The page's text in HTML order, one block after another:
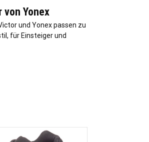
von Yonex
und Yonex passen zu
für Einsteiger und